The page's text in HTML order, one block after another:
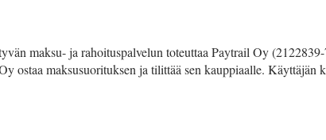
maksu- ja rahoituspalvelun toteuttaa Paytrail Oy
ostaa maksusuorituksen ja tilittää sen kauppiaalle.